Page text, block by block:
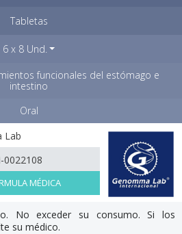
Tabletas
6 x 8 Und.
funcionales del estómago e
intestino
Oral
Lab
0022108
MÉDICA
No exceder su consumo. Si los
su médico.